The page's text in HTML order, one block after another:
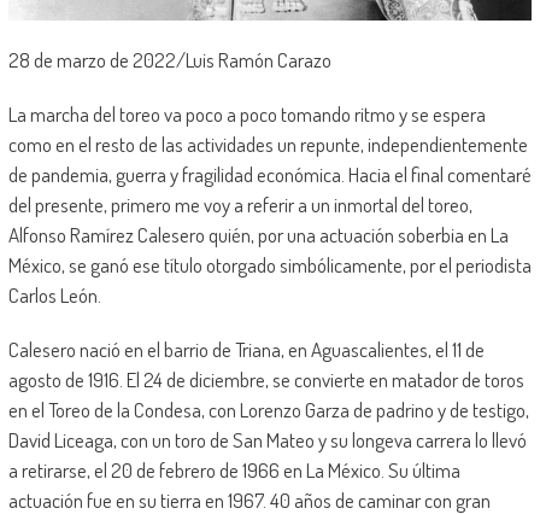
28 de marzo de 2022/Luis Ramón Carazo
La marcha del toreo va poco a poco tomando ritmo y se espera
como en el resto de las actividades un repunte, independientemente
de pandemia, guerra y fragilidad económica. Hacia el final comentaré
del presente, primero me voy a referir a un inmortal del toreo,
Alfonso Ramírez Calesero quién, por una actuación soberbia en La
México, se ganó ese título otorgado simbólicamente, por el periodista
Carlos León.
Calesero nació en el barrio de Triana, en Aguascalientes, el 11 de
agosto de 1916. El 24 de diciembre, se convierte en matador de toros
en el Toreo de la Condesa, con Lorenzo Garza de padrino y de testigo,
David Liceaga, con un toro de San Mateo y su longeva carrera lo llevó
a retirarse, el 20 de febrero de 1966 en La México. Su última
actuación fue en su tierra en 1967. 40 años de caminar con gran